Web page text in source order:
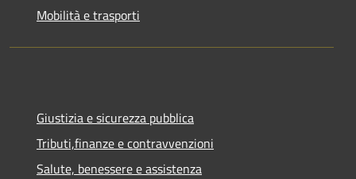
Mobilità e trasporti
Giustizia e sicurezza pubblica
Tributi,finanze e contravvenzioni
Salute, benessere e assistenza